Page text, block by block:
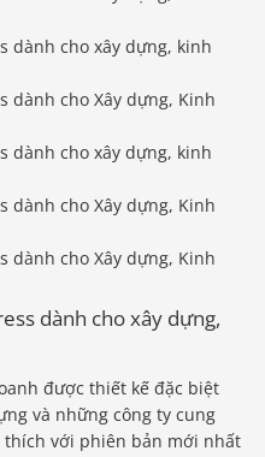
dành cho xây dựng,
được thiết kế đặc biệt
và những công ty cung
thích với phiên bản mới nhất